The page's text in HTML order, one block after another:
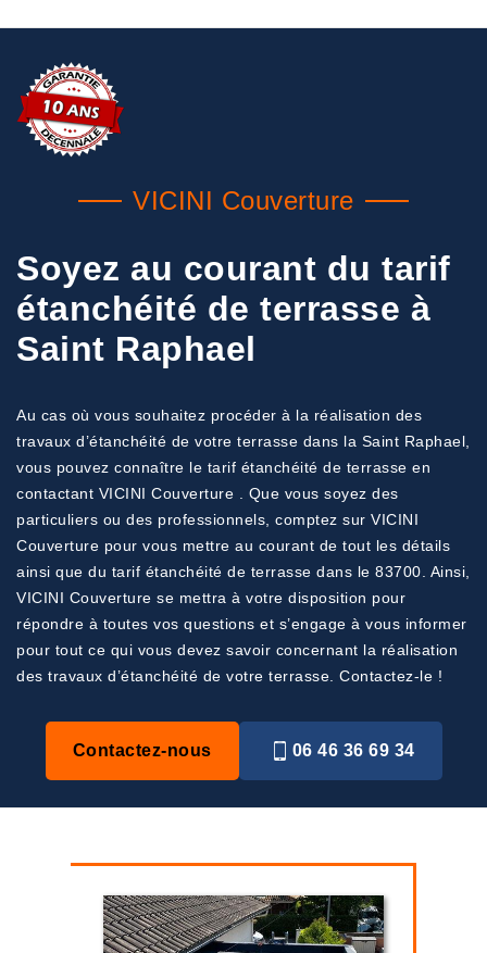
VICINI Couverture
Soyez au courant du tarif
étanchéité de terrasse à
Saint Raphael
Au cas où vous souhaitez procéder à la réalisation des
travaux d’étanchéité de votre terrasse dans la Saint Raphael,
vous pouvez connaître le tarif étanchéité de terrasse en
contactant VICINI Couverture . Que vous soyez des
particuliers ou des professionnels, comptez sur VICINI
Couverture pour vous mettre au courant de tout les détails
ainsi que du tarif étanchéité de terrasse dans le 83700. Ainsi,
VICINI Couverture se mettra à votre disposition pour
répondre à toutes vos questions et s’engage à vous informer
pour tout ce qui vous devez savoir concernant la réalisation
des travaux d’étanchéité de votre terrasse. Contactez-le !
Contactez-nous 06 46 36 69 34